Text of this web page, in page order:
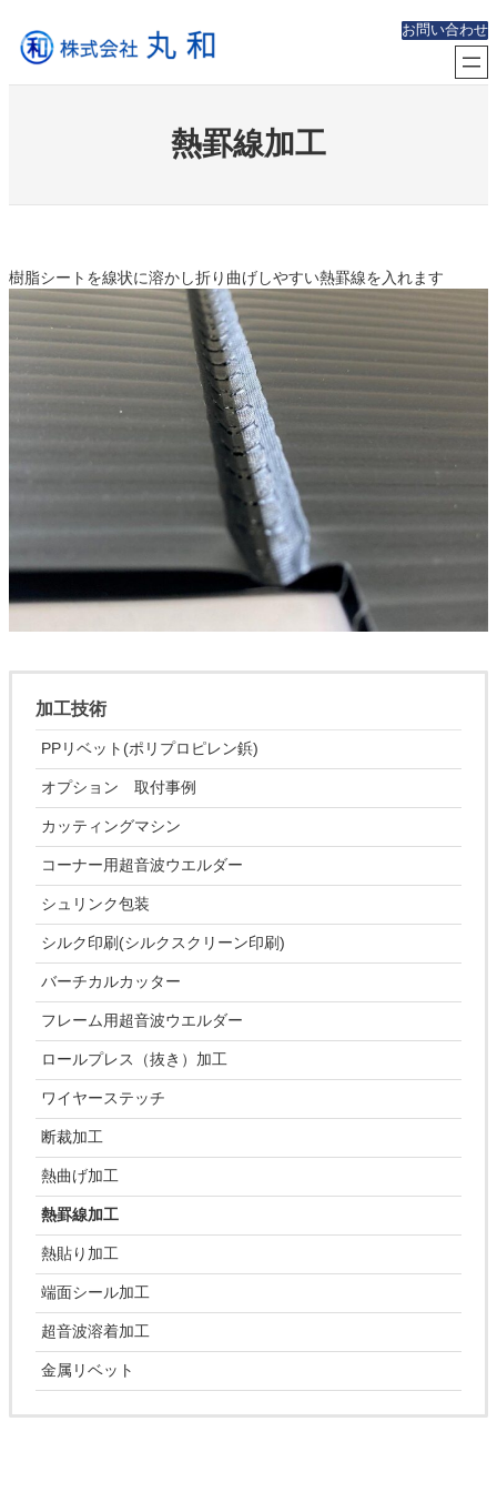
容
を
ス
お問い合わせ
熱罫線加工
樹脂シートを線状に溶かし折り曲げしやすい熱罫線を入れます
加工技術
PPリベット(ポリプロピレン鋲)
オプション 取付事例
カッティングマシン
コーナー用超音波ウエルダー
シュリンク包装
シルク印刷(シルクスクリーン印刷)
バーチカルカッター
フレーム用超音波ウエルダー
ロールプレス（抜き）加工
ワイヤーステッチ
断裁加工
熱曲げ加工
熱罫線加工
熱貼り加工
端面シール加工
超音波溶着加工
金属リベット